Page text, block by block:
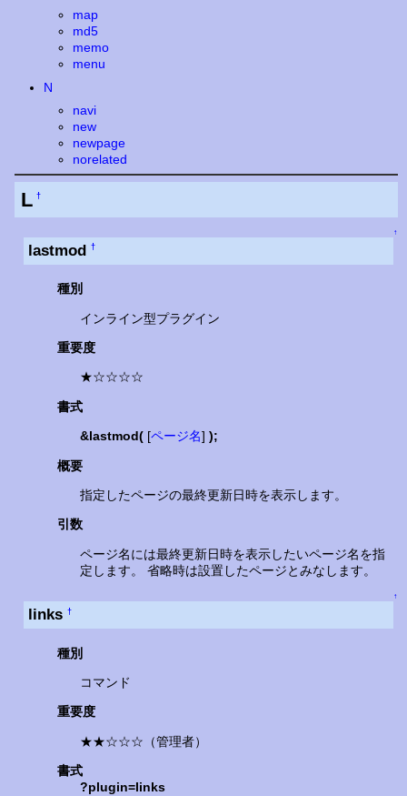
map
md5
memo
menu
N
navi
new
newpage
norelated
L †
↑
lastmod †
種別
インライン型プラグイン
重要度
★☆☆☆☆
書式
&lastmod( [ページ名]);
概要
指定したページの最終更新日時を表示します。
引数
ページ名には最終更新日時を表示したいページ名を指
定します。 省略時は設置したページとみなします。
↑
links †
種別
コマンド
重要度
★★☆☆☆（管理者）
書式
?plugin=links